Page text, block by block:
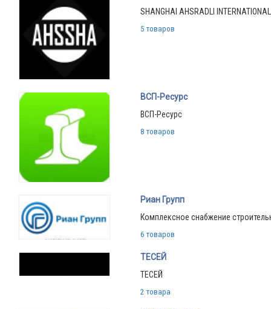
SHANGHAI AHSRADLI
5 товаров
ВСП-Ресурс
ВСП-Ресурс
8 товаров
Риан Групп
Комплексное снабжение
6 товаров
ТЕСЕЙ
ТЕСЕЙ
2 товара